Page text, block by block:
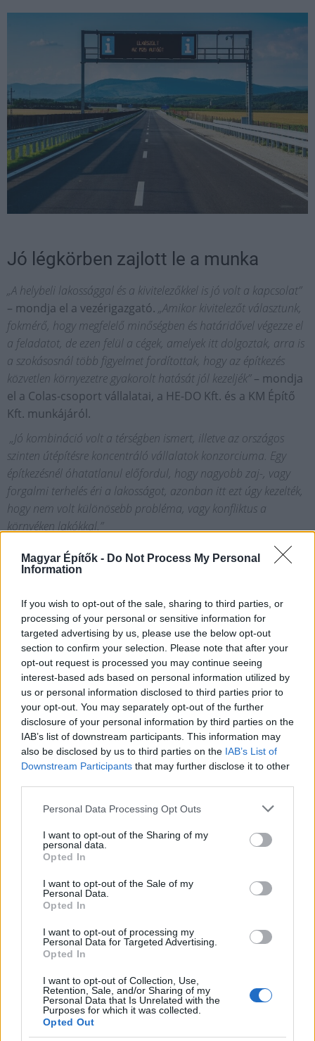
Magyar Építők - Do Not Process My Personal
Information
If you wish to opt-out of the sale, sharing to third parties, or
processing of your personal or sensitive information for
targeted advertising by us, please use the below opt-out
section to confirm your selection. Please note that after your
opt-out request is processed you may continue seeing
interest-based ads based on personal information utilized by
us or personal information disclosed to third parties prior to
your opt-out. You may separately opt-out of the further
disclosure of your personal information by third parties on the
IAB’s list of downstream participants. This information may
also be disclosed by us to third parties on the IAB’s List of
Downstream Participants that may further disclose it to other
Please note that this website/app uses one or more Google
not limited to your visit or usage behaviour. You may click to
grant or deny consent to Google and its third-party tags to
use your data for below specified purposes in below Google
consent section.
Personal Data Processing Opt Outs
I want to opt-out of the Sharing of my
personal data.
Opted In
I want to opt-out of the Sale of my
Personal Data.
Opted In
I want to opt-out of processing my
Personal Data for Targeted Advertising.
Opted In
I want to opt-out of Collection, Use,
Retention, Sale, and/or Sharing of my
Personal Data that Is Unrelated with the
Purposes for which it was collected.
Opted Out
Jó légkörben zajlott le a munka
„A helybeli lakossággal és a kivitelezőkkel is jó volt a kapcsolat”
– mondja el a vezérigazgató. „Amikor kivitelezőt választunk,
fokmérő, hogy megfelelő minőségben és határidővel végezze el
a feladatot, de ezen felül a cégek, amelyek itt dolgoztak, arra is
a szokásosnál több figyelmet fordítottak, hogy az építkezés
közvetlen környezetre gyakorolt hatását jól kezeljék”– mondja
el a Colas-csoport vállalatai, a HE-DO Kft. és a KM Építő
Kft. munkájáról.
„Jó kombináció volt a térségben ismert, illetve az országos
szinten útépítésre koncentráló vállalatok konzorciuma. Egy
építkezésnél óhatatlanul előfordul, hogy nagyobb zaj-, vagy
forgalmi terhelés éri a lakosságot, azonban itt ezt úgy kezelték,
hogy nem volt különösebb probléma, vagy konfliktus a
környéken lakókkal.”
Közel áll az egri vezérigazgató
szívéhez az M25-ös
Mivel Nagy Róbert Attila egri, a beruházás különösen
közel áll a szívéhez (erre már a tavaly decemberben
megjelent, lapunknak adott
évértékelő interjúban
„Tősgyökeres egriként szívügyem volt ez a projekt és
elkészülésének összes mozzanatán rajta tartottam a szemem.
Szerencsésnek érzem magam és külön büszkeséggel tölt el, hogy
átadásánál is. Sokat jelent nekem ez az út.”